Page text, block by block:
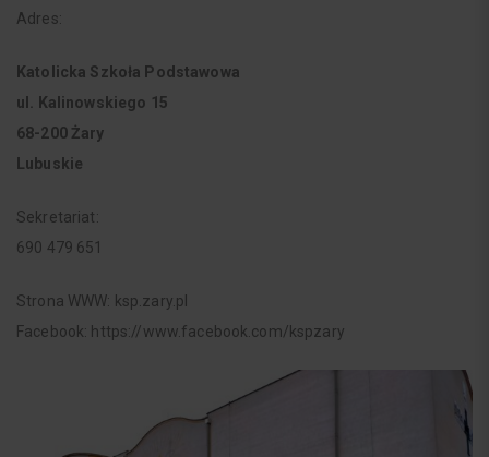
Adres:
Katolicka Szkoła Podstawowa
ul. Kalinowskiego 15
68-200 Żary
Lubuskie
Sekretariat:
690 479 651
Strona WWW: ksp.zary.pl
Facebook: https://www.facebook.com/kspzary